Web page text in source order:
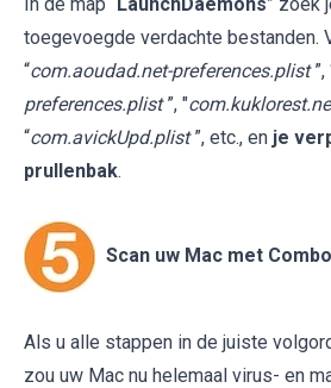
toegevoegde verdachte bestanden.
“com.aoudad.net-preferences.plist ”,
preferences.plist ”, "
“com.avickUpd.plist ”, etc., en je
prullenbak.
Scan uw Mac met
Als u alle stappen in de juiste
zou uw Mac nu helemaal virus- en